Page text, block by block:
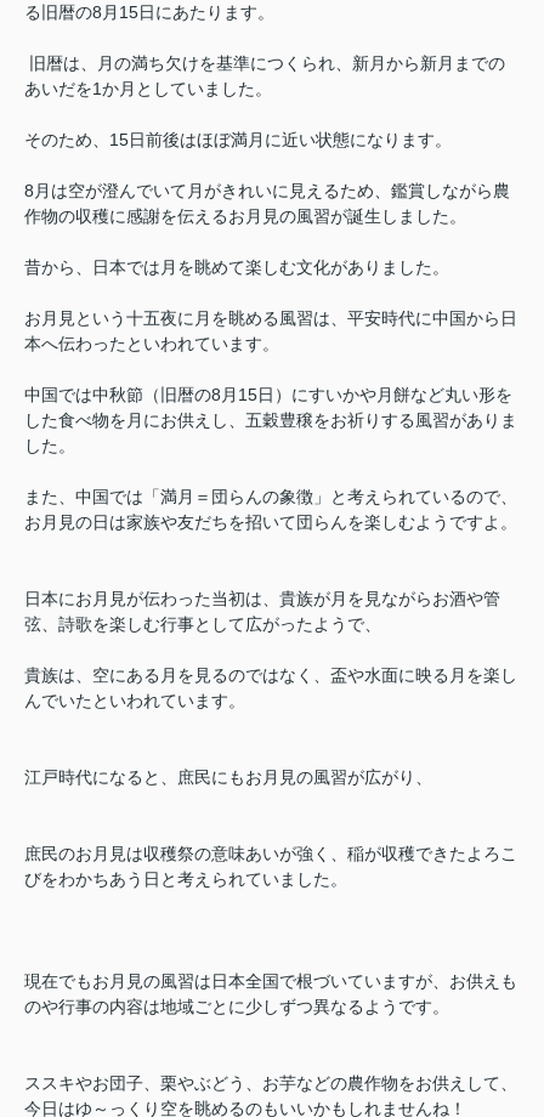
る旧暦の8月15日にあたります。
旧暦は、月の満ち欠けを基準につくられ、新月から新月までの
あいだを1か月としていました。
そのため、15日前後はほぼ満月に近い状態になります。
8月は空が澄んでいて月がきれいに見えるため、鑑賞しながら農
作物の収穫に感謝を伝えるお月見の風習が誕生しました。
昔から、日本では月を眺めて楽しむ文化がありました。
お月見という十五夜に月を眺める風習は、平安時代に中国から日
本へ伝わったといわれています。
中国では中秋節（旧暦の8月15日）にすいかや月餅など丸い形を
した食べ物を月にお供えし、五穀豊穣をお祈りする風習がありま
した。
また、中国では「満月＝団らんの象徴」と考えられているので、
お月見の日は家族や友だちを招いて団らんを楽しむようですよ。
日本にお月見が伝わった当初は、貴族が月を見ながらお酒や管
弦、詩歌を楽しむ行事として広がったようで、
貴族は、空にある月を見るのではなく、盃や水面に映る月を楽し
んでいたといわれています。
江戸時代になると、庶民にもお月見の風習が広がり、
庶民のお月見は収穫祭の意味あいが強く、稲が収穫できたよろこ
びをわかちあう日と考えられていました。
現在でもお月見の風習は日本全国で根づいていますが、お供えも
のや行事の内容は地域ごとに少しずつ異なるようです。
ススキやお団子、栗やぶどう、お芋などの農作物をお供えして、
今日はゆ～っくり空を眺めるのもいいかもしれませんね！